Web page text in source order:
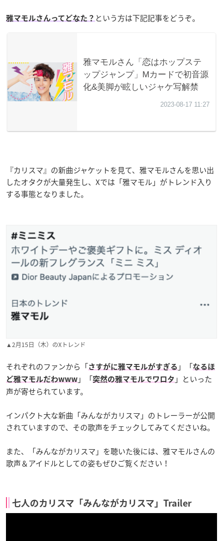
雅マモルさんってどなた？ という方は下記記事をどうぞ。
『カリスマ』の新曲ジャケットを見て、雅マモルさんを思い出
したオタクが大量発生し、Xでは「雅マモル」がトレンド入り
する事態となりました。
▲2月15日（木）のXトレンド
それぞれのファンから「さすがに雅マモルがすぎる 」「なるほ
ど雅マモルだわwww 」「突然の雅マモルでワロタ 」といった
声が寄せられています。
インパクト大な新曲「みんながカリスマ」のトレーラーが公開
されていますので、その歌声をチェックしてみてくださいね。
また、「みんながカリスマ」を聴いた後には、雅マモルさんの
歌声＆アイドルとしての姿もぜひご覧ください！
七人のカリスマ「みんながカリスマ」Trailer